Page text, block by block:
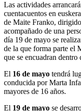
Las actividades
cuentacuentos en
de Maite Franko,
acompañado de una
día 19 de mayo se
de la que forma parte el
que se encuadran
El 16 de mayo tendrá
conducida por Marta
mayores de 16 años.
El 19 de mayo se